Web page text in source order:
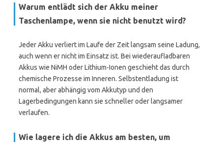
Warum entlädt sich der Akku meiner
Taschenlampe, wenn sie nicht benutzt wird?
Jeder Akku verliert im Laufe der Zeit langsam seine Ladung,
auch wenn er nicht im Einsatz ist. Bei wiederaufladbaren
Akkus wie NiMH oder Lithium-Ionen geschieht das durch
chemische Prozesse im Inneren. Selbstentladung ist
normal, aber abhängig vom Akkutyp und den
Lagerbedingungen kann sie schneller oder langsamer
verlaufen.
Wie lagere ich die Akkus am besten, um